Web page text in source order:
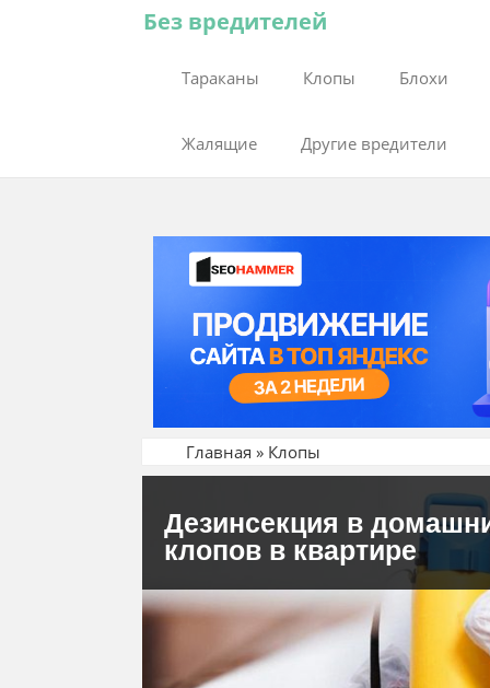
Без вредителей
Тараканы Клопы Блохи
Жалящие Другие вредители
Главная » Клопы
Дезинсекция в
клопов в квартире